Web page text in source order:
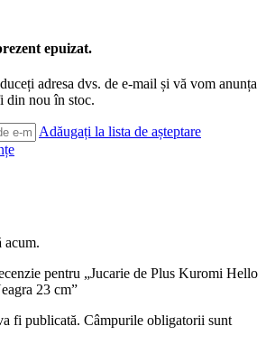
epuizat.
adresa dvs. de e-mail și vă vom anunța
din nou în stoc.
Adăugați la lista de așteptare
acum.
pentru „Jucarie de Plus Kuromi Hello
23 cm”
fi publicată. Câmpurile obligatorii sunt